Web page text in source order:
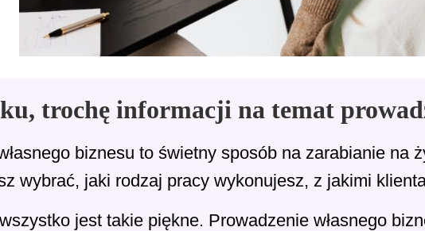
trochę informacji na temat
biznesu to świetny sposób na zarabianie na
wybrać, jaki rodzaj pracy wykonujesz, z jakimi
jest takie piękne. Prowadzenie własnego